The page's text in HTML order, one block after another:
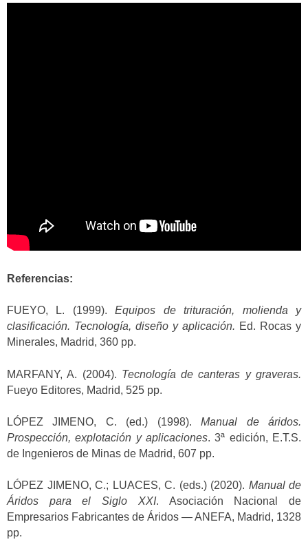
Referencias:
FUEYO, L. (1999).Equipos de trituración, molienda y
clasificación. Tecnología, diseño y aplicación. Ed. Rocas y
Minerales, Madrid, 360 pp.
MARFANY, A. (2004). Tecnología de canteras y graveras.
Fueyo Editores, Madrid, 525 pp.
LÓPEZ JIMENO, C. (ed.) (1998).Manual de áridos.
Prospección, explotación y aplicaciones. 3ª edición, E.T.S.
de Ingenieros de Minas de Madrid, 607 pp.
LÓPEZ JIMENO, C.; LUACES, C. (eds.) (2020). Manual de
Áridos para el Siglo XXI. Asociación Nacional de
Empresarios Fabricantes de Áridos — ANEFA, Madrid, 1328
pp.